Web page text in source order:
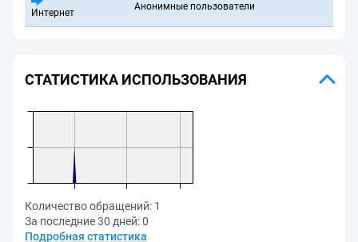
Интернет
Анонимные пользователи
СТАТИСТИКА ИСПОЛЬЗОВАНИЯ
Количество обращений: 1
За последние 30 дней:0
Подробная статистика